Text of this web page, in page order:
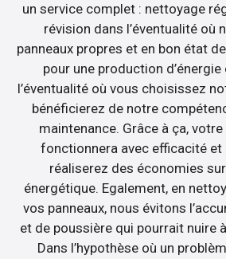
un service complet : nettoyage
révision dans l’éventualité où
panneaux propres et en bon état
pour une production
l’éventualité où vous choisissez
bénéficierez de notre
maintenance. Grâce à ça,
fonctionnera avec efficacité et
réaliserez des économies
énergétique. Egalement, en
vos panneaux, nous évitons
et de poussière qui pourrait nuire
Dans l’hypothèse où un